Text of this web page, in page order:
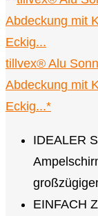
tillvex® Alu
Abdeckung mit
Eckig...*
IDEALER
EINFACH